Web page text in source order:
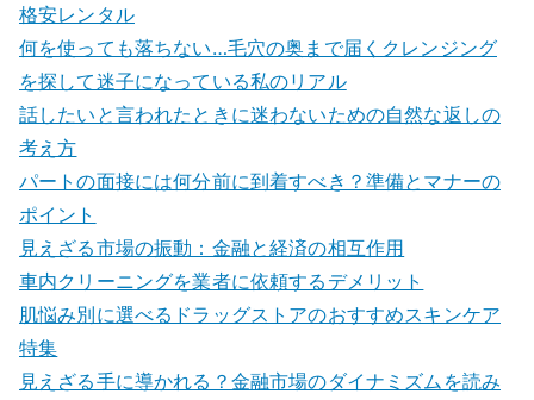
格安レンタル
何を使っても落ちない…毛穴の奥まで届くクレンジング
を探して迷子になっている私のリアル
話したいと言われたときに迷わないための自然な返しの
考え方
パートの面接には何分前に到着すべき？準備とマナーの
ポイント
見えざる市場の振動：金融と経済の相互作用
車内クリーニングを業者に依頼するデメリット
肌悩み別に選べるドラッグストアのおすすめスキンケア
特集
見えざる手に導かれる？金融市場のダイナミズムを読み